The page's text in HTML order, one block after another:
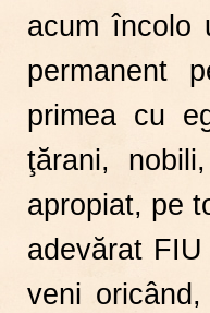
acum încolo
permanent
primea cu
ţărani,
apropiat, pe
adevărat
veni